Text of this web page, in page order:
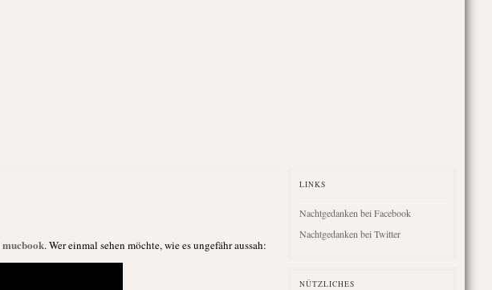
mucbook. Wer einmal sehen möchte, wie es ungefähr aussah:
LINKS
Nachtgedanken bei Facebook
Nachtgedanken bei Twitter
NÜTZLICHES